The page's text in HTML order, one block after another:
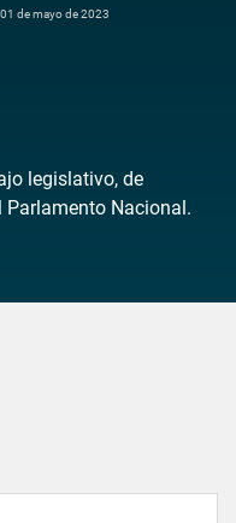
de mayo de 2023
legislativo, de
Nacional.